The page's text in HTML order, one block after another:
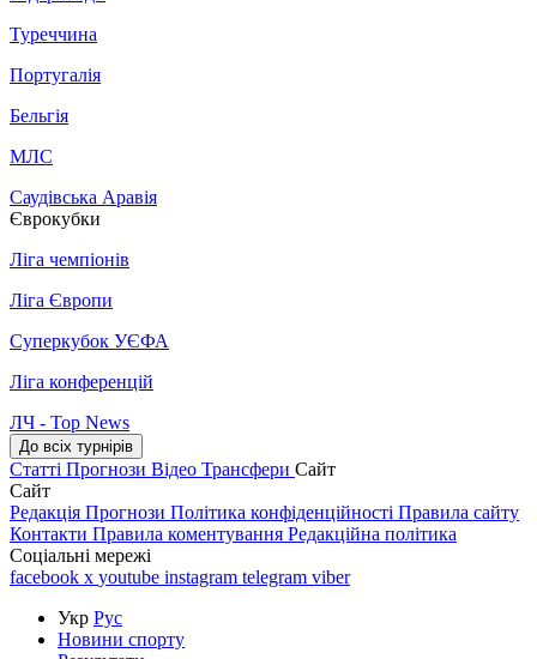
Туреччина
Португалія
Бельгія
МЛС
Саудівська Аравія
Єврокубки
Ліга чемпіонів
Ліга Європи
Суперкубок УЄФА
Ліга конференцій
ЛЧ - Top News
До всіх турнірів
Статті Прогнози Відео Трансфери Сайт
Сайт
Редакція Прогнози Політика конфіденційності Правила сайту
Контакти Правила коментування Редакційна політика
Соціальні мережі
facebook x youtube instagram telegram viber
Укр Рус
Новини спорту